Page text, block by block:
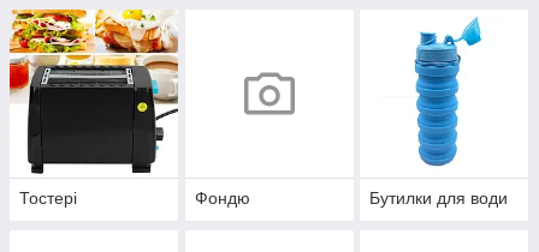
Тостері Фондю Бутилки для води